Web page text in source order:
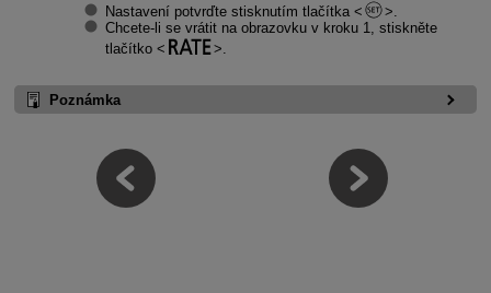
Nastavení potvrďte stisknutím tlačítka
.
Chcete-li se vrátit na obrazovku v kroku 1, stiskněte
tlačítko
.
Poznámka